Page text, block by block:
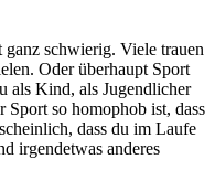
ganz schwierig. Viele trauen
Oder überhaupt Sport
als Kind, als Jugendlicher
Sport so homophob ist, dass
dass du im Laufe
irgendetwas anderes